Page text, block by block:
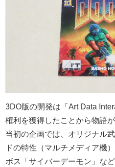
3DO版の開発は「Art Data
権利を獲得したことから物語が
当初の企画では、オリジナル
ドの特性（マルチメディア機
ボス「サイバーデーモン」な